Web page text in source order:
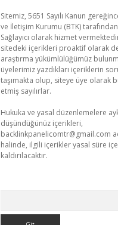
Sitemiz, 5651 Sayılı Kanun
ve İletişim Kurumu (BTK)
Sağlayıcı olarak hizmet
sitedeki içerikleri proaktif olarak
araştırma yükümlülüğümüz
üyelerimiz yazdıkları içeriklerin
taşımakta olup, siteye üye olarak
etmiş sayılırlar.
Hukuka ve yasal düzenlemelere
düşündüğünüz içerikleri,
backlinkpanelicomtr@gmail.com
halinde, ilgili içerikler yasal süre
kaldırılacaktır.